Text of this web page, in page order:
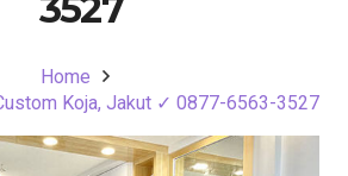
Home
Koja, Jakut ✓ 0877-6563-3527